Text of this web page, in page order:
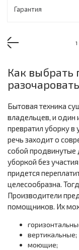
Гарантия
1
Как выбрать
Бытовая техника
владельцев, и один
превратил уборку в
речь заходит о
собой продвинутые
уборкой без
придется
целесообразна.
Производители
помощников. Их
вертикальные;
моющие;